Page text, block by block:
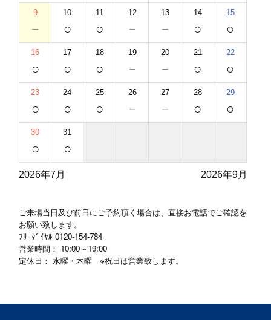
9
－
10
○
11
○
12
－
13
－
14
○
15
○
16
○
17
○
18
○
19
－
20
－
21
○
22
○
23
○
24
○
25
○
26
－
27
－
28
○
29
○
30
○
31
○
2026年7月 2026年9月
ご来場当日及び前日にご予約頂く場合は、直接お電話でご確認を
お願い致します。
ﾌﾘｰﾀﾞｲﾔﾙ0120-154-784
営業時間： 10:00～19:00
定休日： 水曜・木曜 ※祝日は営業致します。